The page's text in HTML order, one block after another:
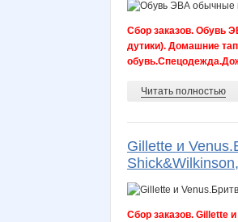
m@tis malu
Сбор заказов. Обувь
дутики). Домашние
Читать полностью
Gillette и
Сбор заказов. Gillette